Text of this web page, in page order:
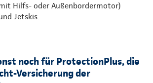
Hilfs- oder Außenbordermotor)
Jetskis.
noch für ProtectionPlus, die
Versicherung der